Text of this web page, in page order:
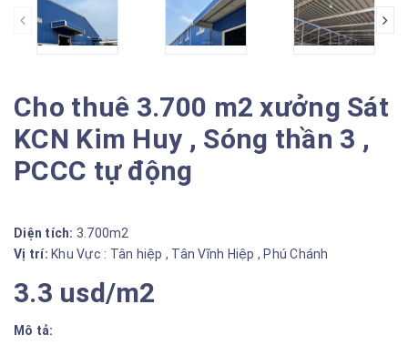
Cho thuê 3.700 m2 xưởng Sát
KCN Kim Huy , Sóng thần 3 ,
PCCC tự động
Diện tích: 3.700m2
Vị trí: Khu Vực : Tân hiệp , Tân Vĩnh Hiệp , Phú Chánh
3.3 usd/m2
Mô tả: